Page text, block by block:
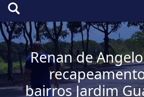
Renan de
bairros Jardim